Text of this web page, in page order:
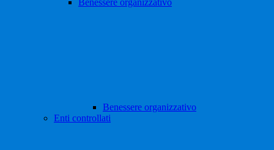
Benessere organizzativo
Benessere organizzativo
Enti controllati